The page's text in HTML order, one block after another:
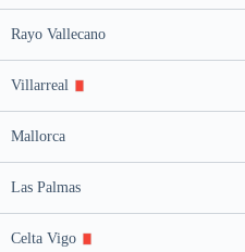
Rayo Vallecano
Villarreal
Mallorca
Las Palmas
Celta Vigo